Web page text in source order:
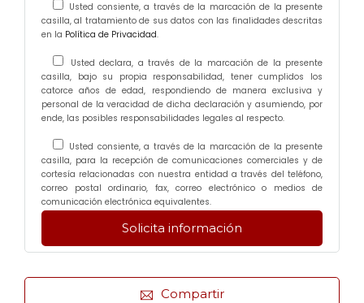
Usted consiente, a través de la marcación de la presente
casilla, al tratamiento de sus datos con las finalidades descritas
en la Política de Privacidad.
Usted declara, a través de la marcación de la presente
casilla, bajo su propia responsabilidad, tener cumplidos los
catorce años de edad, respondiendo de manera exclusiva y
personal de la veracidad de dicha declaración y asumiendo, por
ende, las posibles responsabilidades legales al respecto.
Usted consiente, a través de la marcación de la presente
casilla, para la recepción de comunicaciones comerciales y de
cortesía relacionadas con nuestra entidad a través del teléfono,
correo postal ordinario, fax, correo electrónico o medios de
comunicación electrónica equivalentes.
Compartir